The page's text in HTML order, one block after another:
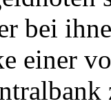
bei
einer